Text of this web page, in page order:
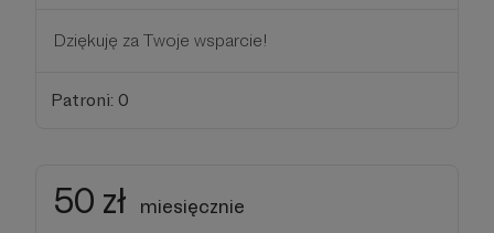
Dziękuję za Twoje wsparcie!
Patroni: 0
50 zł miesięcznie